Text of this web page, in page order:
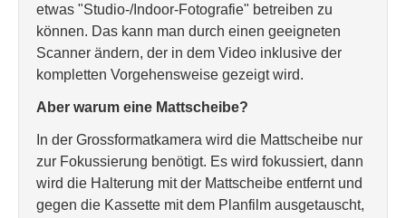
etwas "Studio-/Indoor-Fotografie" betreiben zu
können. Das kann man durch einen geeigneten
Scanner ändern, der in dem Video inklusive der
kompletten Vorgehensweise gezeigt wird.
Aber warum eine Mattscheibe?
In der Grossformatkamera wird die Mattscheibe nur
zur Fokussierung benötigt. Es wird fokussiert, dann
wird die Halterung mit der Mattscheibe entfernt und
gegen die Kassette mit dem Planfilm ausgetauscht,